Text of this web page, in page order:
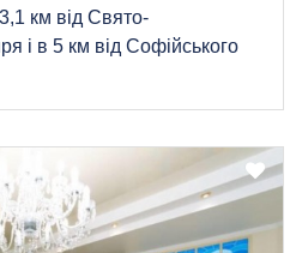
км від Свято-
і в 5 км від Софійського